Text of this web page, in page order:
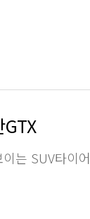
는 SUV타이어